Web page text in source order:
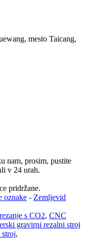
mesto Taicang,
nam, prosim, pustite
v 24 urah.
pridržane.
oznake - Zemljevid
s CO2, CNC
gravirni rezalni stroj
,